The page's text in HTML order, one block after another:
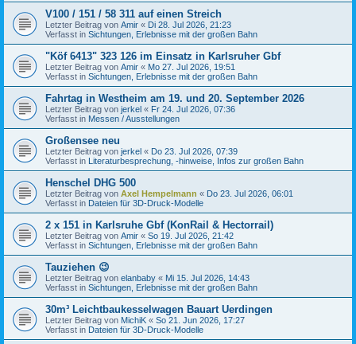
V100 / 151 / 58 311 auf einen Streich
Letzter Beitrag von Amir « Di 28. Jul 2026, 21:23
Verfasst in Sichtungen, Erlebnisse mit der großen Bahn
"Köf 6413" 323 126 im Einsatz in Karlsruher Gbf
Letzter Beitrag von Amir « Mo 27. Jul 2026, 19:51
Verfasst in Sichtungen, Erlebnisse mit der großen Bahn
Fahrtag in Westheim am 19. und 20. September 2026
Letzter Beitrag von jerkel « Fr 24. Jul 2026, 07:36
Verfasst in Messen / Ausstellungen
Großensee neu
Letzter Beitrag von jerkel « Do 23. Jul 2026, 07:39
Verfasst in Literaturbesprechung, -hinweise, Infos zur großen Bahn
Henschel DHG 500
Letzter Beitrag von Axel Hempelmann « Do 23. Jul 2026, 06:01
Verfasst in Dateien für 3D-Druck-Modelle
2 x 151 in Karlsruhe Gbf (KonRail & Hectorrail)
Letzter Beitrag von Amir « So 19. Jul 2026, 21:42
Verfasst in Sichtungen, Erlebnisse mit der großen Bahn
Tauziehen 😉
Letzter Beitrag von elanbaby « Mi 15. Jul 2026, 14:43
Verfasst in Sichtungen, Erlebnisse mit der großen Bahn
30m³ Leichtbaukesselwagen Bauart Uerdingen
Letzter Beitrag von MichiK « So 21. Jun 2026, 17:27
Verfasst in Dateien für 3D-Druck-Modelle